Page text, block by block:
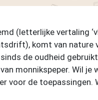
(letterlijke vertaling
komt van nature
de oudheid
monnikspeper. Wil je
voor de